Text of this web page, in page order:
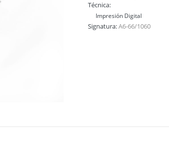
Técnica:
Impresión Digital
Signatura:A6-66/1060